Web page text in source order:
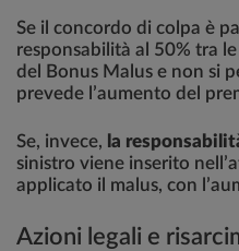
Se il concordo di colpa è
responsabilità al 50% tra
del Bonus Malus e non si
prevede l’aumento del
Se, invece, la
sinistro viene inserito
applicato il malus, con
Azioni legali e